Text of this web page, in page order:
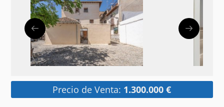
Precio de Venta: 1.300.000 €